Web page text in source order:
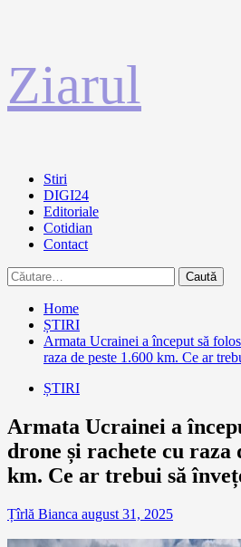
la
conținut
Ziarul
Primary
Menu
Stiri
DIGI24
Editoriale
Cotidian
Contact
Caută
după:
Home
ȘTIRI
Armata Ucrainei a început să
raza de peste 1.600 km. Ce ar
ȘTIRI
Armata Ucrainei a
drone și rachete cu raza
km. Ce ar trebui să
Țîrlă Bianca august 31, 2025